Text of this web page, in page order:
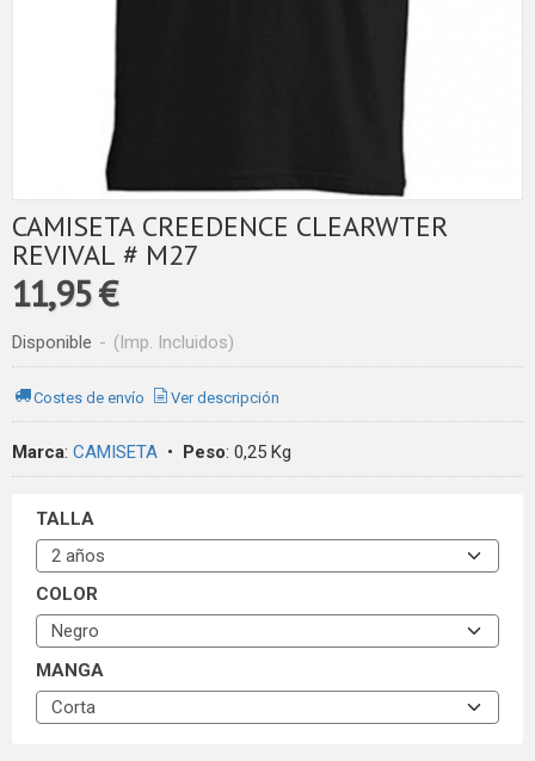
CAMISETA CREEDENCE CLEARWTER
REVIVAL # M27
11,95 €
Disponible - (Imp. Incluidos)
Costes de envío Ver descripción
Marca: CAMISETA • Peso: 0,25 Kg
TALLA
COLOR
MANGA